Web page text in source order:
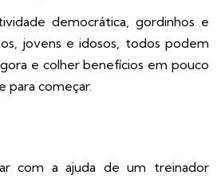
democrática, gordinhos e
jovens e idosos, todos podem
e colher benefícios em pouco
para começar.
com a ajuda de um treinador